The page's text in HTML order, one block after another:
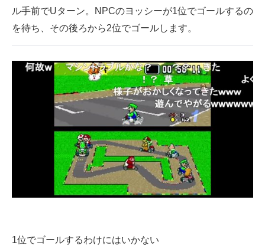
ル手前でUターン。NPCのヨッシーが1位でゴールするの
を待ち、その後ろから2位でゴールします。
1位でゴールするわけにはいかない